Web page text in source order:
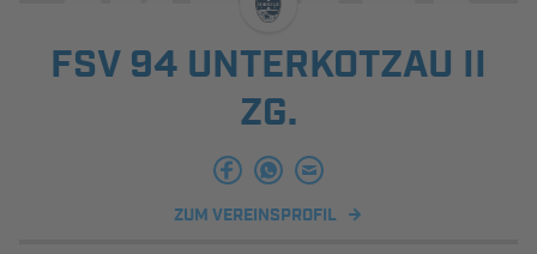
SPIELPLUS
FSV 94 UNTERKOTZAU II
ZG.
ZUM VEREINSPROFIL